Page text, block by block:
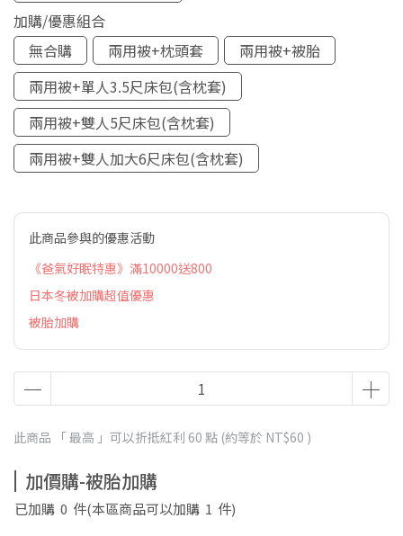
加購/優惠組合
無合購
兩用被+枕頭套
兩用被+被胎
兩用被+單人3.5尺床包(含枕套)
兩用被+雙人5尺床包(含枕套)
兩用被+雙人加大6尺床包(含枕套)
此商品參與的優惠活動
《爸氣好眠特惠》滿10000送800
日本冬被加購超值優惠
被胎加購
此商品 「 最高 」可以折抵紅利 60 點 (約等於 NT$60 )
加價購-被胎加購
已加購 0 件(本區商品可以加購 1 件)